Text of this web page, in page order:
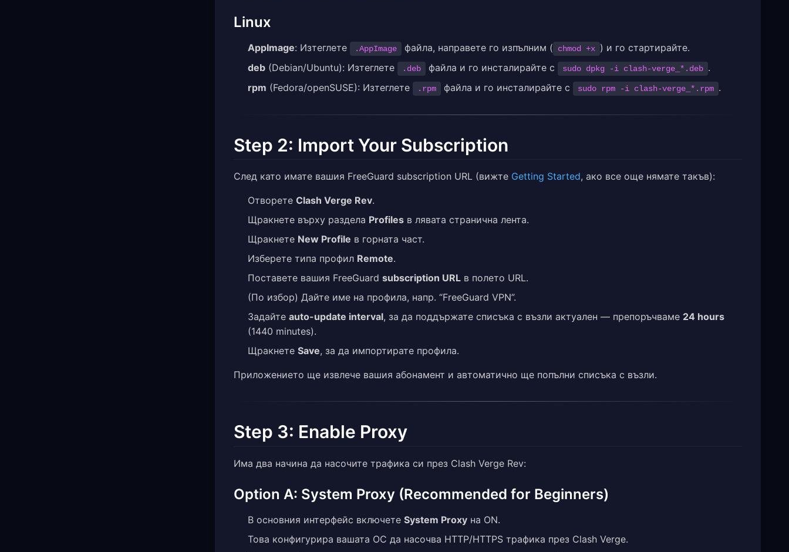
Linux
AppImage: Изтеглете .AppImage файла, направете го изпълним ( chmod +x ) и го стартирайте.
deb (Debian/Ubuntu): Изтеглете .deb файла и го инсталирайте с sudo dpkg -i clash-verge_*.deb .
rpm (Fedora/openSUSE): Изтеглете .rpm файла и го инсталирайте с sudo rpm -i clash-verge_*.rpm .
Step 2: Import Your Subscription
След като имате вашия FreeGuard subscription URL (вижте Getting Started, ако все още нямате такъв):
Отворете Clash Verge Rev.
Щракнете върху раздела Profiles в лявата странична лента.
Щракнете New Profile в горната част.
Изберете типа профил Remote.
Поставете вашия FreeGuard subscription URL в полето URL.
(По избор) Дайте име на профила, напр. “FreeGuard VPN”.
Задайте auto-update interval, за да поддържате списъка с възли актуален — препоръчваме 24 hours
(1440 minutes).
Щракнете Save, за да импортирате профила.
Приложението ще извлече вашия абонамент и автоматично ще попълни списъка с възли.
Step 3: Enable Proxy
Има два начина да насочите трафика си през Clash Verge Rev:
Option A: System Proxy (Recommended for Beginners)
В основния интерфейс включете System Proxy на ON.
Това конфигурира вашата ОС да насочва HTTP/HTTPS трафика през Clash Verge.